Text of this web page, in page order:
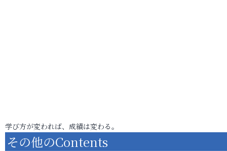
学び方が変われば、成績は変わる。
その他のContents